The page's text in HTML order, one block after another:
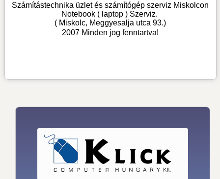
Számítástechnika üzlet és számítógép szerviz Miskolcon
Notebook ( laptop ) Szerviz.
( Miskolc, Meggyesalja utca 93.)
2007 Minden jog fenntartva!